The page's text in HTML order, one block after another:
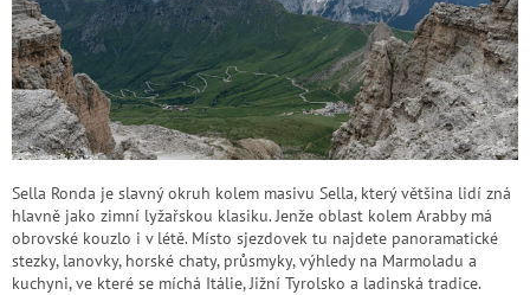
Sella Ronda je slavný okruh kolem masivu Sella, který většina lidí zná
hlavně jako zimní lyžařskou klasiku. Jenže oblast kolem Arabby má
obrovské kouzlo i v létě. Místo sjezdovek tu najdete panoramatické
stezky, lanovky, horské chaty, průsmyky, výhledy na Marmoladu a
kuchyni, ve které se míchá Itálie, Jižní Tyrolsko a ladinská tradice.